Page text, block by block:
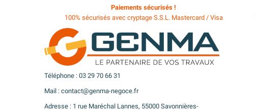
Paiements sécurisés !
100% sécurisés avec cryptage S.S.L. Mastercard / Visa
Téléphone : 03 29 70 66 31
Mail : contact@genma-negoce.fr
Adresse : 1 rue Maréchal Lannes, 55000 Savonnières-